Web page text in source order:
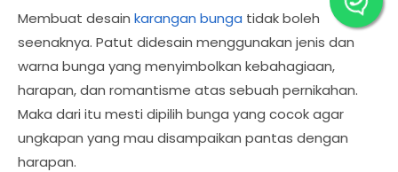
Membuat desain karangan bunga tidak boleh
seenaknya. Patut didesain menggunakan jenis dan
warna bunga yang menyimbolkan kebahagiaan,
harapan, dan romantisme atas sebuah pernikahan.
Maka dari itu mesti dipilih bunga yang cocok agar
ungkapan yang mau disampaikan pantas dengan
harapan.